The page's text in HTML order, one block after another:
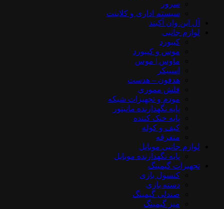
سرور
سیستم‌ اداری و کلاینت
آل این وان آکبند
لوازم جانبی
کیبورد
موس و کیبورد
ماوس | موس
اسپیکر
هدفون – هدست
فلش مموری
مودم و تجهیزات شبکه
پایه نگهدارنده مانیتور
پایه خنک کننده
کیف و کوله
متفرقه
لوازم جانبی موبایل
پایه نگهدارنده موبایل
تجهیزات گیمینگ
کنسول بازی
دسته بازی
صندلی گیمینگ
میز گیمینگ